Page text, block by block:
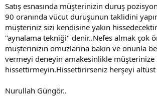
Satış esnasında müşterinizin duruş
90 oranında vücut duruşunun taklidini
müşteriniz sizi kendisine yakın
"aynalama tekniği" denir..Nefes almak çok
müşterinizin omuzlarına bakın ve onunla
vermeyi deneyin amakesinlikle müşterinize
hissettirmeyin.Hissettirirseniz herşeyi altüst
Nurullah Güngör..